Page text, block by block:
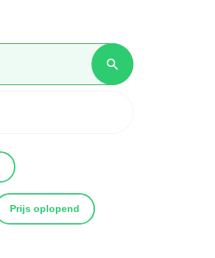
Prijs oplopend